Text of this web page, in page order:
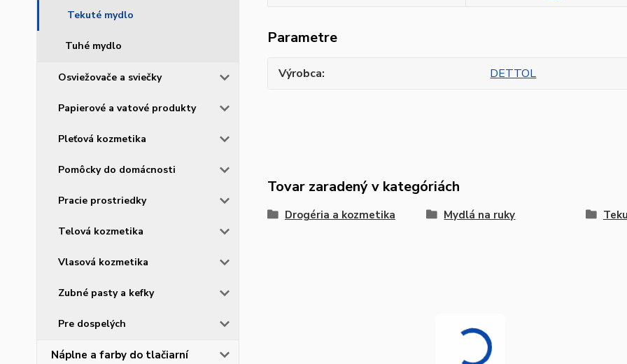
Tekuté mydlo
Tuhé mydlo
Osviežovače a sviečky
Papierové a vatové produkty
Pleťová kozmetika
Pomôcky do domácnosti
Pracie prostriedky
Telová kozmetika
Vlasová kozmetika
Zubné pasty a kefky
Pre dospelých
Náplne a farby do tlačiarní
Parametre
Výrobca DETTOL
Tovar zaradený v kategóriách
Drogéria a kozmetika Mydlá na ruky